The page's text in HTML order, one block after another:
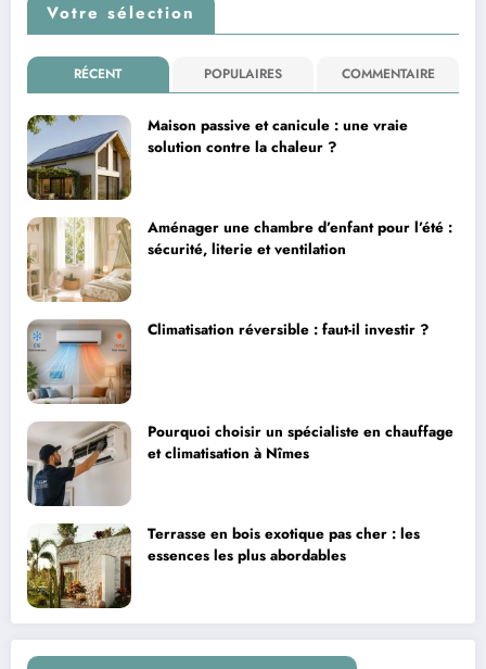
Votre sélection
RÉCENT POPULAIRES COMMENTAIRE
Maison passive et canicule : une vraie
solution contre la chaleur ?
Aménager une chambre d’enfant pour l’été :
sécurité, literie et ventilation
Climatisation réversible : faut-il investir ?
Pourquoi choisir un spécialiste en chauffage
et climatisation à Nîmes
Terrasse en bois exotique pas cher : les
essences les plus abordables